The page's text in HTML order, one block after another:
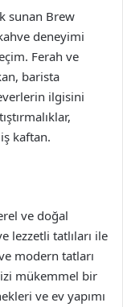
sunan Brew
deneyimi
Ferah ve
barista
ilgisini
kaftan.
ve doğal
lezzetli tatlıları ile
modern tatları
mükemmel bir
ve ev yapımı